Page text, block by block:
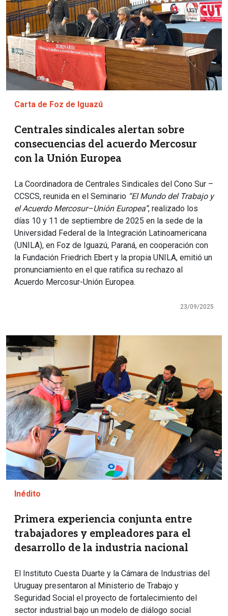
Carta de Foz de Iguazú
Centrales sindicales alertan sobre
consecuencias del acuerdo Mercosur
con la Unión Europea
La Coordinadora de Centrales Sindicales del Cono Sur –
CCSCS, reunida en el Seminario “El Mundo del Trabajo y
el Acuerdo Mercosur–Unión Europea”, realizado los
días 10 y 11 de septiembre de 2025 en la sede de la
Universidad Federal de la Integración Latinoamericana
(UNILA), en Foz de Iguazú, Paraná, en cooperación con
la Fundación Friedrich Ebert y la propia UNILA, emitió un
pronunciamiento en el que ratifica su rechazo al
Acuerdo Mercosur-Unión Europea.
23/09/2025
Imagen
Inédito
Primera experiencia conjunta entre
trabajadores y empleadores para el
desarrollo de la industria nacional
El Instituto Cuesta Duarte y la Cámara de Industrias del
Uruguay presentaron al Ministerio de Trabajo y
Seguridad Social el proyecto de fortalecimiento del
sector industrial bajo un modelo de diálogo social